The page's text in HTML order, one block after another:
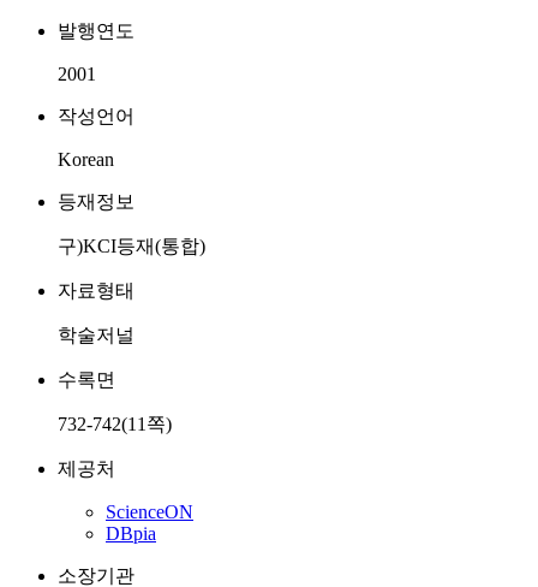
발행연도
2001
작성언어
Korean
등재정보
구)KCI등재(통합)
자료형태
학술저널
수록면
732-742(11쪽)
제공처
ScienceON
DBpia
소장기관